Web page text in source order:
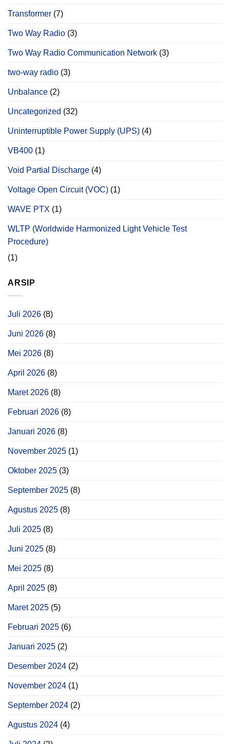
Transformer (7)
Two Way Radio (3)
Two Way Radio Communication Network (3)
two-way radio (3)
Unbalance (2)
Uncategorized (32)
Uninterruptible Power Supply (UPS) (4)
VB400 (1)
Void Partial Discharge (4)
Voltage Open Circuit (VOC) (1)
WAVE PTX (1)
WLTP (Worldwide Harmonized Light Vehicle Test
Procedure)
(1)
ARSIP
Juli 2026 (8)
Juni 2026 (8)
Mei 2026 (8)
April 2026 (8)
Maret 2026 (8)
Februari 2026 (8)
Januari 2026 (8)
November 2025 (1)
Oktober 2025 (3)
September 2025 (8)
Agustus 2025 (8)
Juli 2025 (8)
Juni 2025 (8)
Mei 2025 (8)
April 2025 (8)
Maret 2025 (5)
Februari 2025 (6)
Januari 2025 (2)
Desember 2024 (2)
November 2024 (1)
September 2024 (2)
Agustus 2024 (4)